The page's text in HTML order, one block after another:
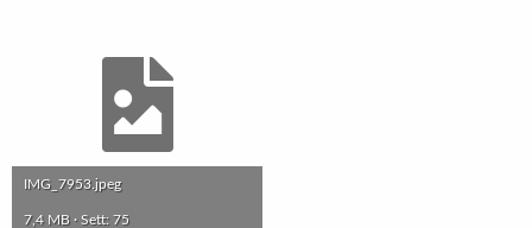
IMG_7953.jpeg
7,4 MB · Sett: 75